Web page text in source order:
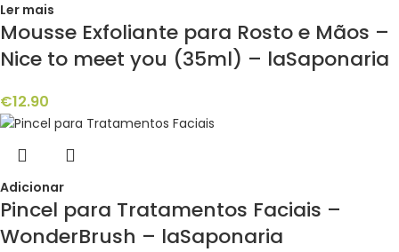
Ler mais
Mousse Exfoliante para Rosto e Mãos –
Nice to meet you (35ml) – laSaponaria
€12.90
Adicionar
Pincel para Tratamentos Faciais –
WonderBrush – laSaponaria